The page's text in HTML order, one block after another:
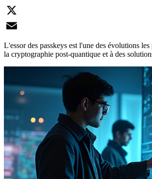
LinkedIn
X
Email
L'essor des passkeys est l'une des évolutions
la cryptographie post-quantique et à des